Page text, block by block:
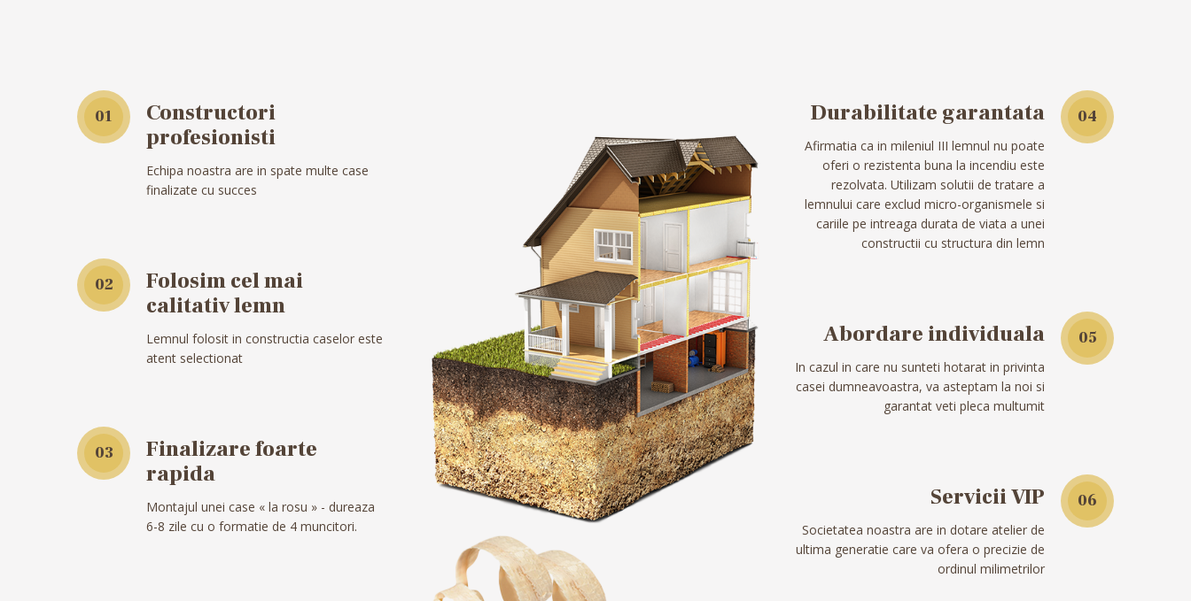
01
Constructori
profesionisti
Echipa noastra are in spate multe case
finalizate cu succes
02
Folosim cel mai
calitativ lemn
Lemnul folosit in constructia caselor este
atent selectionat
03
Finalizare foarte
rapida
Montajul unei case « la rosu » - dureaza
6-8 zile cu o formatie de 4 muncitori.
04
Durabilitate garantata
Afirmatia ca in mileniul III lemnul nu poate
oferi o rezistenta buna la incendiu este
rezolvata. Utilizam solutii de tratare a
lemnului care exclud micro-organismele si
cariile pe intreaga durata de viata a unei
constructii cu structura din lemn
05
Abordare individuala
In cazul in care nu sunteti hotarat in privinta
casei dumneavoastra, va asteptam la noi si
garantat veti pleca multumit
06
Servicii VIP
Societatea noastra are in dotare atelier de
ultima generatie care va ofera o precizie de
ordinul milimetrilor